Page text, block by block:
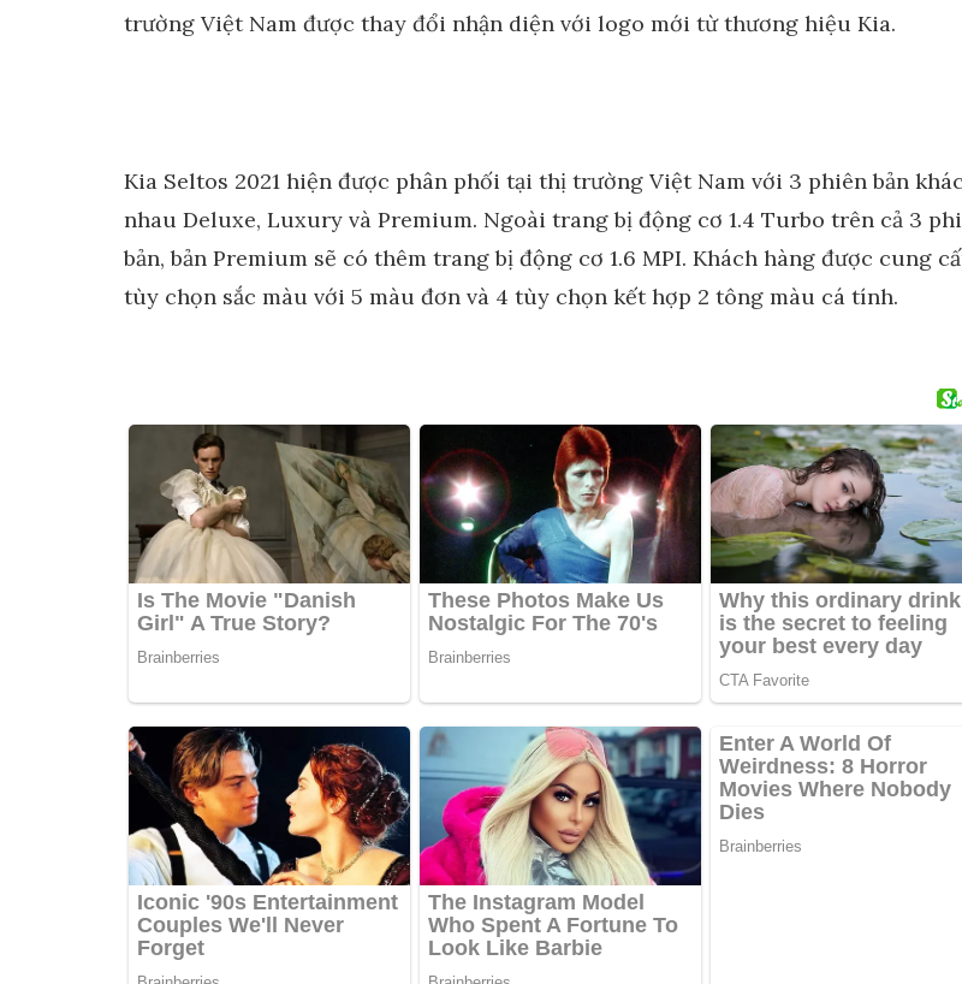
trường Việt Nam được thay đổi nhận diện với logo mới từ thương hiệu Kia.
Kia Seltos 2021 hiện được phân phối tại thị trường Việt Nam với 3 phiên bản khác
nhau Deluxe, Luxury và Premium. Ngoài trang bị động cơ 1.4 Turbo trên cả 3
bản, bản Premium sẽ có thêm trang bị động cơ 1.6 MPI. Khách hàng được cung
tùy chọn sắc màu với 5 màu đơn và 4 tùy chọn kết hợp 2 tông màu cá tính.